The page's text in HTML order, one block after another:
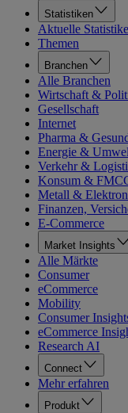
Statistiken
Aktuelle
Themen
Branchen
Alle Branchen
Wirtschaft &
Gesellschaft
Internet
Pharma &
Energie &
Verkehr &
Konsum &
Metall &
Finanzen,
E-Commerce
Market Insights
Alle Märkte
Consumer
eCommerce
Mobility
Consumer
eCommerce
Research AI
Connect
Mehr erfahren
Produkt